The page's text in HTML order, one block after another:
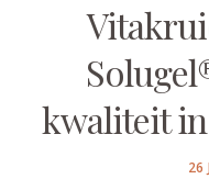
kwaliteit
26